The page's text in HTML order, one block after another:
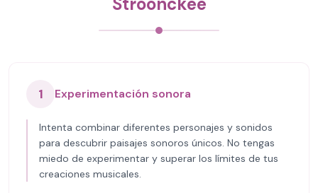
1 Experimentación sonora
Intenta combinar diferentes personajes y sonidos
para descubrir paisajes sonoros únicos. No tengas
miedo de experimentar y superar los límites de tus
creaciones musicales.